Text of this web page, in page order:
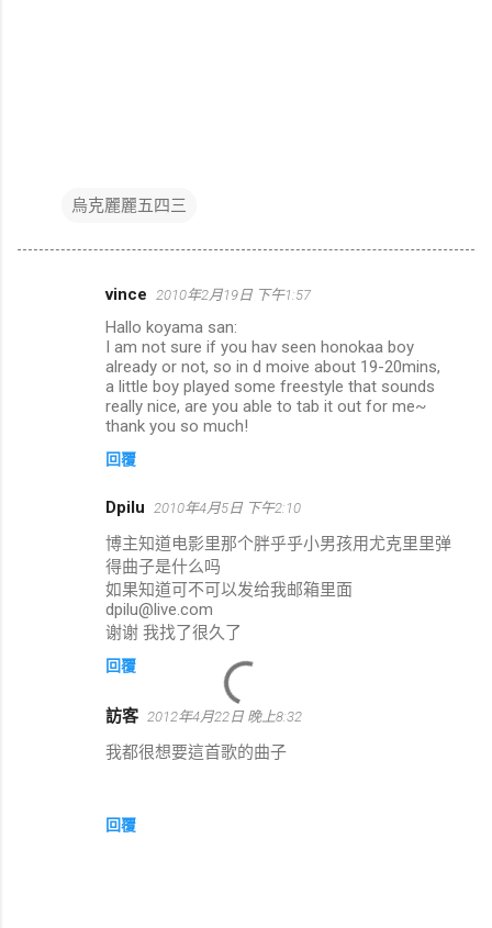
烏克麗麗五四三
vince 2010年2月19日 下午1:57
Hallo koyama san:
I am not sure if you hav seen honokaa boy
already or not, so in d moive about 19-20mins,
a little boy played some freestyle that sounds
really nice, are you able to tab it out for me~
thank you so much!
回覆
Dpilu 2010年4月5日 下午2:10
博主知道电影里那个胖乎乎小男孩用尤克里里弹
得曲子是什么吗
如果知道可不可以发给我邮箱里面
dpilu@live.com
谢谢 我找了很久了
回覆
訪客 2012年4月22日 晚上8:32
我都很想要這首歌的曲子
回覆